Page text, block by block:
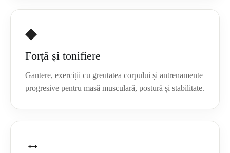
◆
Forță și tonifiere
Gantere, exerciții cu greutatea corpului și antrenamente
progresive pentru masă musculară, postură și stabilitate.
↔